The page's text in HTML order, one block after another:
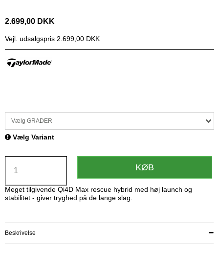
2.699,00 DKK
Vejl. udsalgspris 2.699,00 DKK
Vælg GRADER
Vælg Variant
KØB
Meget tilgivende Qi4D Max rescue hybrid med høj launch og
stabilitet - giver tryghed på de lange slag.
Beskrivelse